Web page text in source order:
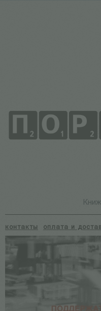
контакты оплата и